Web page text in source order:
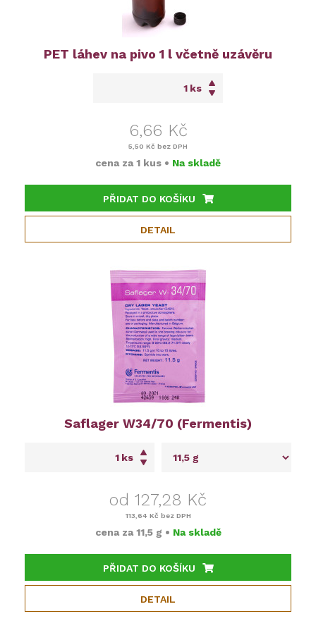
PET láhev na pivo 1 l včetně uzávěru
ks
6,66 Kč
5,50 Kč bez DPH
cena za 1 kus • Na skladě
PŘIDAT DO KOŠÍKU
DETAIL
Saflager W34/70 (Fermentis)
ks
od 127,28 Kč
113,64 Kč bez DPH
cena za 11,5 g • Na skladě
PŘIDAT DO KOŠÍKU
DETAIL